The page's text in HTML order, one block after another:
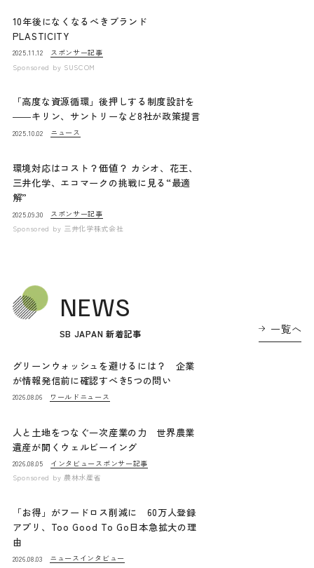
10年後になくなるべきブランド
PLASTICITY
2025.11.12
スポンサー記事
Sponsored by SUSCOM
「高度な資源循環」後押しする制度設計を
――キリン、サントリーなど8社が政策提言
2025.10.02 ニュース
環境対応はコスト？価値？ カシオ、花王、
三井化学、エコマークの挑戦に見る“最適
解”
2025.09.30
スポンサー記事
Sponsored by 三井化学株式会社
NEWS
SB JAPAN 新着記事 一覧へ
グリーンウォッシュを避けるには？ 企業
が情報発信前に確認すべき5つの問い
2026.08.06 ワールドニュース
人と土地をつなぐ一次産業の力 世界農業
遺産が開くウェルビーイング
2026.08.05 インタビュー スポンサー記事
Sponsored by 農林水産省
「お得」がフードロス削減に 60万人登録
アプリ、Too Good To Go日本急拡大の理
由
2026.08.03 ニュース インタビュー